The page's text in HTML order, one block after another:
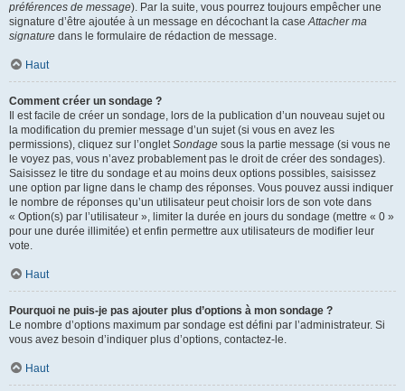
préférences de message). Par la suite, vous pourrez toujours empêcher une
signature d’être ajoutée à un message en décochant la caseAttacher ma
signature dans le formulaire de rédaction de message.
Haut
Comment créer un sondage ?
Il est facile de créer un sondage, lors de la publication d’un nouveau sujet ou
la modification du premier message d’un sujet (si vous en avez les
permissions), cliquez sur l’ongletSondage sous la partie message (si vous ne
le voyez pas, vous n’avez probablement pas le droit de créer des sondages).
Saisissez le titre du sondage et au moins deux options possibles, saisissez
une option par ligne dans le champ des réponses. Vous pouvez aussi indiquer
le nombre de réponses qu’un utilisateur peut choisir lors de son vote dans
« Option(s) par l’utilisateur », limiter la durée en jours du sondage (mettre « 0 »
pour une durée illimitée) et enfin permettre aux utilisateurs de modifier leur
vote.
Haut
Pourquoi ne puis-je pas ajouter plus d’options à mon sondage ?
Le nombre d’options maximum par sondage est défini par l’administrateur. Si
vous avez besoin d’indiquer plus d’options, contactez-le.
Haut